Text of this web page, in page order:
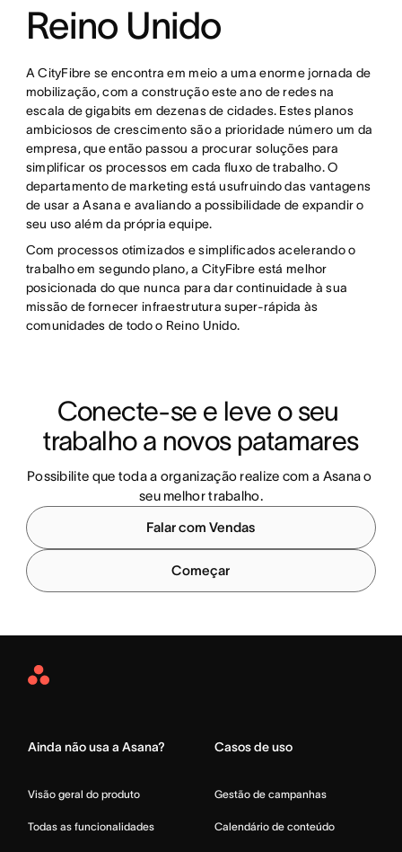
Reino Unido
A CityFibre se encontra em meio a uma enorme jornada de
mobilização, com a construção este ano de redes na
escala de gigabits em dezenas de cidades. Estes planos
ambiciosos de crescimento são a prioridade número um da
empresa, que então passou a procurar soluções para
simplificar os processos em cada fluxo de trabalho. O
departamento de marketing está usufruindo das vantagens
de usar a Asana e avaliando a possibilidade de expandir o
seu uso além da própria equipe.
Com processos otimizados e simplificados acelerando o
trabalho em segundo plano, a CityFibre está melhor
posicionada do que nunca para dar continuidade à sua
missão de fornecer infraestrutura super-rápida às
comunidades de todo o Reino Unido.
Conecte-se e leve o seu
trabalho a novos patamares
Possibilite que toda a organização realize com a Asana o
seu melhor trabalho.
Falar com Vendas
Começar
Asana
Ainda não usa a Asana?
Visão geral do produto
Todas as funcionalidades
Casos de uso
Gestão de campanhas
Calendário de conteúdo